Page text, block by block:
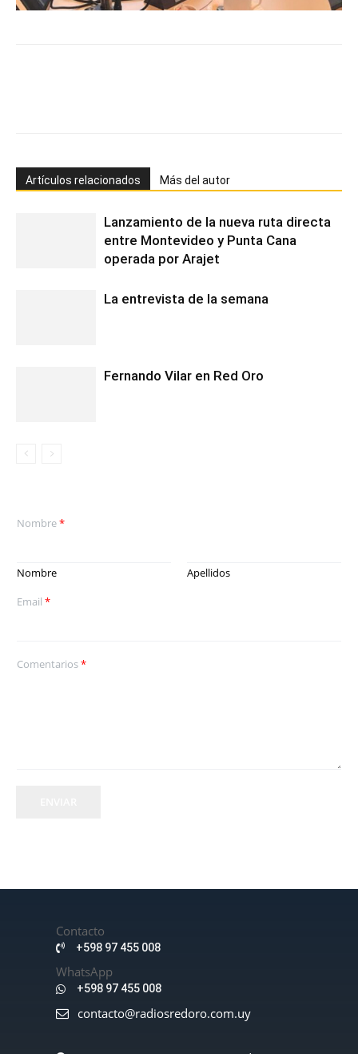
Artículos relacionados Más del autor
Lanzamiento de la nueva ruta directa
entre Montevideo y Punta Cana
operada por Arajet
La entrevista de la semana
Fernando Vilar en Red Oro
Nombre*
Nombre
Apellidos
Email *
Comentarios*
Contacto
+598 97 455 008
WhatsApp
+598 97 455 008
contacto@radiosredoro.com.uy